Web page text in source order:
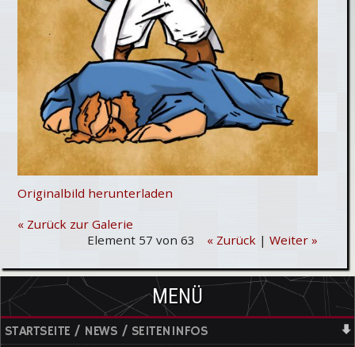
Originalbild herunterladen
« Zurück zur Galerie
Element 57 von 63
« Zurück| Weiter »
MENÜ
STARTSEITE / NEWS / SEITENINFOS